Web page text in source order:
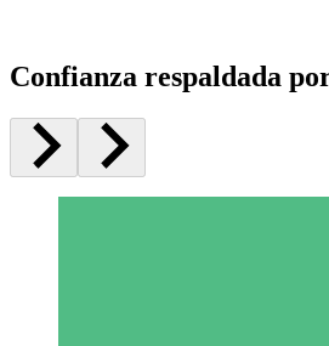
Confianza respaldada